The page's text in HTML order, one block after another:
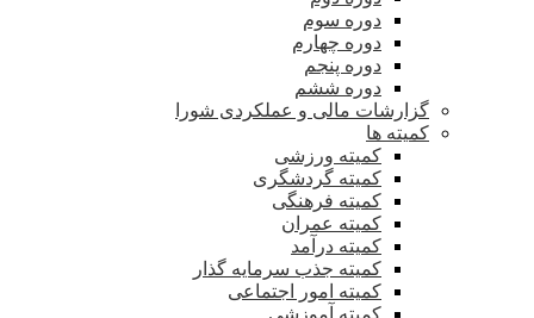
دوره سوم
دوره چهارم
دوره پنجم
دوره ششم
گزارشات مالی و عملکردی شورا
کمیته ها
کمیته ورزشی
کمیته گردشگری
کمیته فرهنگی
کمیته عمران
کمیته درآمد
کمیته جذب سرمایه گذار
کمیته امور اجتماعی
کمیته آموزشی